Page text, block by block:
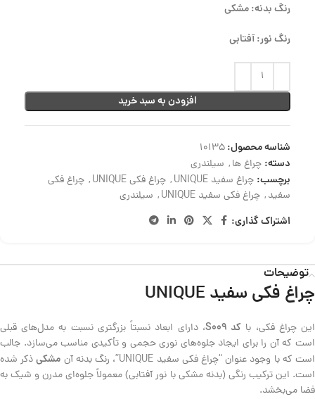
رنگ بدنه: مشکی
رنگ نور: آفتابی
افزودن به سبد خرید
شناسه محصول:10135
دسته: چراغ ها, سیلندری
برچسب: چراغ سفید UNIQUE , چراغ فکی UNIQUE , چراغ فکی
سفید, چراغ فکی سفید UNIQUE , سیلندری
اشتراک گذاری:
توضیحات
چراغ فکی سفید UNIQUE
این چراغ فکی، با کد S009
، دارای ابعاد نسبتاً بزرگتری نسبت به مدل‌های قبلی
است که آن را برای ایجاد جلوه‌های نوری حجمی و تأکیدی مناسب می‌سازد. جالب
است که با وجود عنوان “چراغ فکی سفید UNIQUE”، رنگ بدنه آن
مشکیذکر شده
است. این ترکیب رنگی (بدنه مشکی با نور آفتابی) معمولاً جلوه‌ای مدرن و شیک به
فضا می‌بخشد.